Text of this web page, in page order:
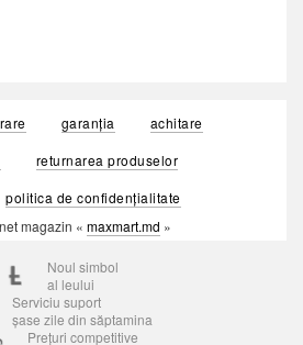
garanția
achitare
returnarea produselor
politica de confidențialitate
magazin « maxmart.md »
Noul simbol
al leului
Serviciu suport
șase zile din săptamina
Prețuri competitive